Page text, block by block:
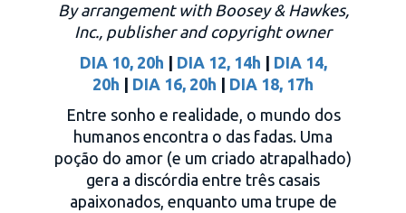
By arrangement with Boosey & Hawkes,
Inc., publisher and copyright owner
DIA 10, 20h
DIA 12, 14h
DIA 14,
20h
DIA 16, 20h
DIA 18, 17h
Entre sonho e realidade, o mundo dos
humanos encontra o das fadas. Uma
poção do amor (e um criado atrapalhado)
gera a discórdia entre três casais
apaixonados, enquanto uma trupe de